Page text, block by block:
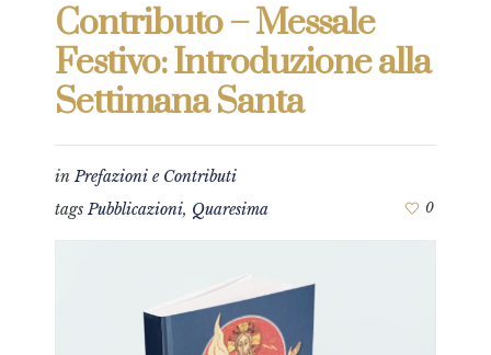
Contributo – Messale
Festivo: Introduzione alla
Settimana Santa
inPrefazioni e Contributi
tagsPubblicazioni, Quaresima 0